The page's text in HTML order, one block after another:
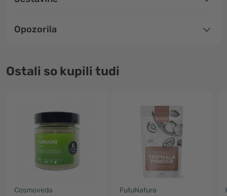
Opozorila
Ostali so kupili tudi
Cosmoveda FutuNatura